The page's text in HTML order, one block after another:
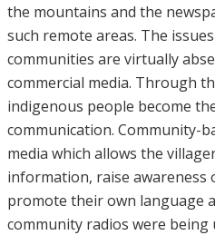
the mountains and the
such remote areas. The
communities are virtually
commercial media. Through
indigenous people become
communication. Community-
media which allows the
information, raise
promote their own language
community radios were being